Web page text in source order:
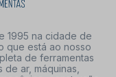
1995 na cidade de
que está ao nosso
de ferramentas
ar, máquinas,